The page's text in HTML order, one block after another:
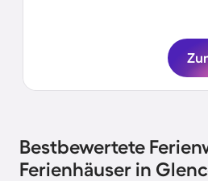
Bestbewertete
Ferienhäuser in